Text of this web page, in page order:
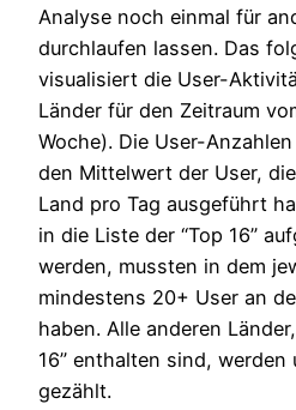
Analyse noch einmal für
durchlaufen lassen. Das
visualisiert die User-
Länder für den Zeitraum
Woche). Die User-
den Mittelwert der User,
Land pro Tag ausgeführt
in die Liste der “Top 16”
werden, mussten in dem
mindestens 20+ User an
haben. Alle anderen
16” enthalten sind, werden
gezählt.